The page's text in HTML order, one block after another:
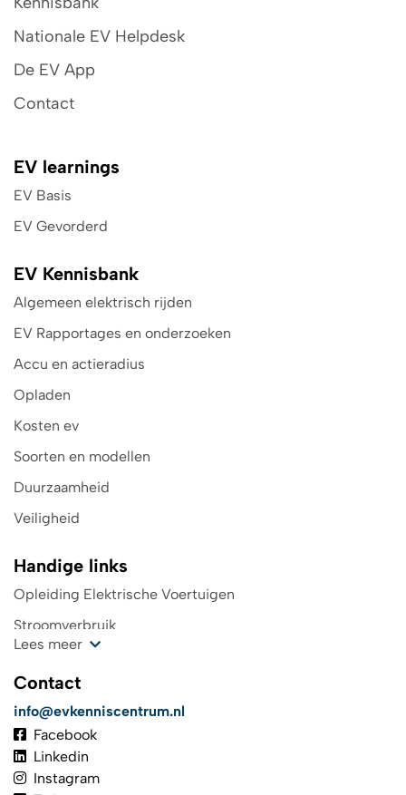
Nationale EV Helpdesk
De EV App
Contact
EV learnings
EV Basis
EV Gevorderd
EV Kennisbank
Algemeen elektrisch rijden
EV Rapportages en onderzoeken
Accu en actieradius
Opladen
Kosten ev
Soorten en modellen
Duurzaamheid
Veiligheid
Handige links
Opleiding Elektrische Voertuigen
Stroomverbruik
Wegenbelasting
Top 4 laadpas elektrische auto
De toekomst in elektrisch rijden
TCO
Lees meer
Contact
info@evkenniscentrum.nl
Facebook
Linkedin
Instagram